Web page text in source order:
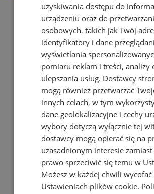
uzyskiwania dostępu do
urządzeniu oraz do
osobowych, takich jak Twój
identyfikatory i dane
wyświetlania
pomiaru reklam i treści, analizy
ulepszania usług. Dostawcy
mogą również przetwarzać
innych celach, w tym
dane geolokalizacyjne i cechy
wybory dotyczą wyłącznie tej
dostawcy mogą opierać się na
uzasadnionym interesie
prawo sprzeciwić się temu w
Możesz w każdej chwili
Ustawieniach plików cookie.